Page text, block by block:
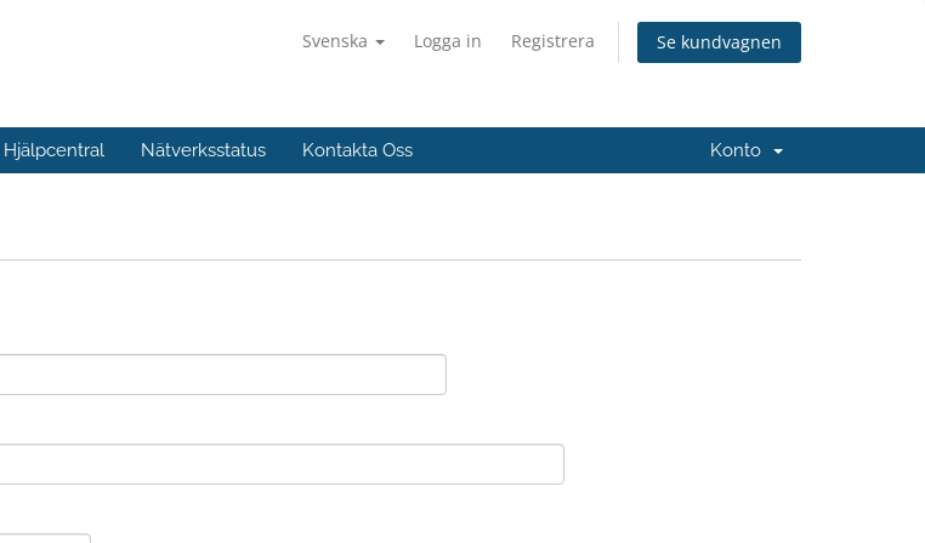
Svenska Logga in Registrera Se kundvagnen
Hjälpcentral Nätverksstatus Kontakta Oss Konto